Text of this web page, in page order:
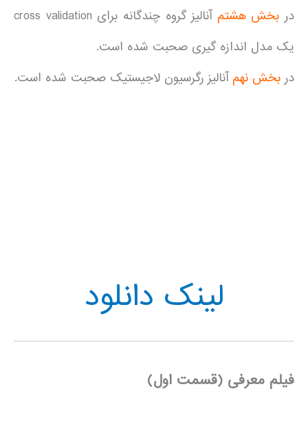
در بخش هشتم
آنالیز گروه چندگانه برای cross validation
یک مدل اندازه گیری صحبت شده است.
در بخش نهم آنالیز رگرسیون لاجیستیک صحبت شده است.
لینک دانلود
فیلم معرفی (قسمت اول)